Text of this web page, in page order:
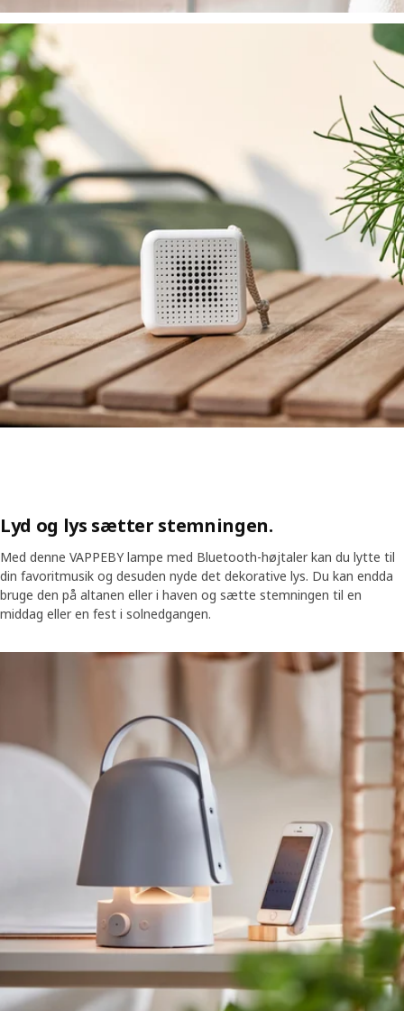
Lyd og lys sætter stemningen.
Med denne VAPPEBY lampe med Bluetooth-højtaler kan du lytte til
din favoritmusik og desuden nyde det dekorative lys. Du kan endda
bruge den på altanen eller i haven og sætte stemningen til en
middag eller en fest i solnedgangen.